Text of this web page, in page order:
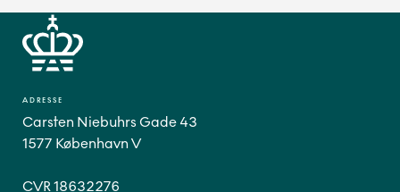
ADRESSE
Carsten Niebuhrs Gade 43
1577 København V
CVR 18632276